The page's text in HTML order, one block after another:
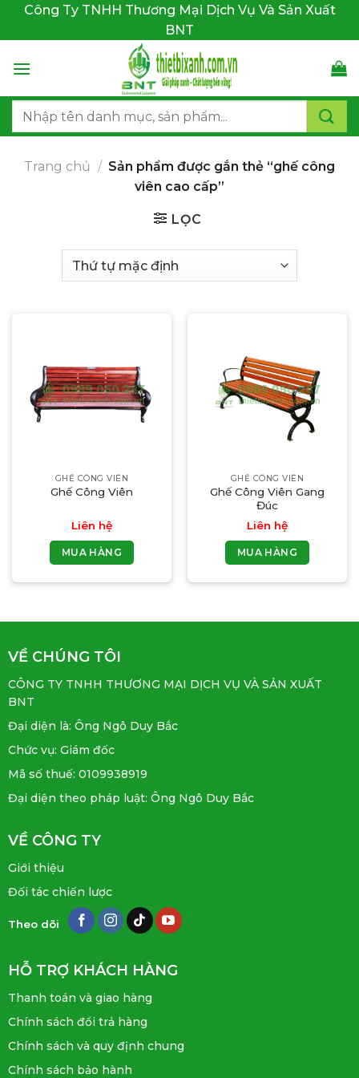
dung
Công Ty TNHH Thương Mại Dịch Vụ Và Sản Xuất
BNT
Tìm
Trang chủ / Sản phẩm được gắn thẻ “ghế công
viên cao cấp”
LỌC
GHẾ CÔNG VIÊN
Ghế Công Viên
Liên hệ
MUA HÀNG
GHẾ CÔNG VIÊN
Ghế Công Viên Gang
Đúc
Liên hệ
MUA HÀNG
VỀ CHÚNG TÔI
CÔNG TY TNHH THƯƠNG MẠI DỊCH VỤ VÀ SẢN XUẤT
BNT
Đại diện là: Ông Ngô Duy Bắc
Chức vụ: Giám đốc
Mã số thuế: 0109938919
Đại diện theo pháp luật: Ông Ngô Duy Bắc
VỀ CÔNG TY
Giới thiệu
Đối tác chiến lược
Theo dõi
HỖ TRỢ KHÁCH HÀNG
Thanh toán và giao hàng
Chính sách đổi trả hàng
Chính sách và quy định chung
Chính sách bảo hành